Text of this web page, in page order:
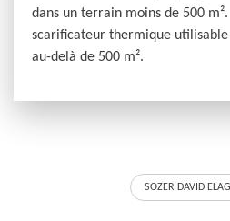
dans un terrain moins de 500
scarificateur thermique
au-delà de 500 m².
SOZER DAVID